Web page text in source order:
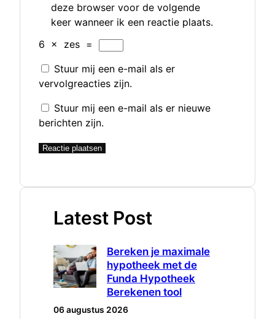
deze browser voor de volgende
keer wanneer ik een reactie plaats.
6 × zes =
Stuur mij een e-mail als er
vervolgreacties zijn.
Stuur mij een e-mail als er nieuwe
berichten zijn.
Latest Post
Bereken je maximale
hypotheek met de
Funda Hypotheek
Berekenen tool
06 augustus 2026